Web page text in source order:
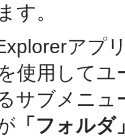
す。
アプ
使用して
サブメニ
「フォルダ